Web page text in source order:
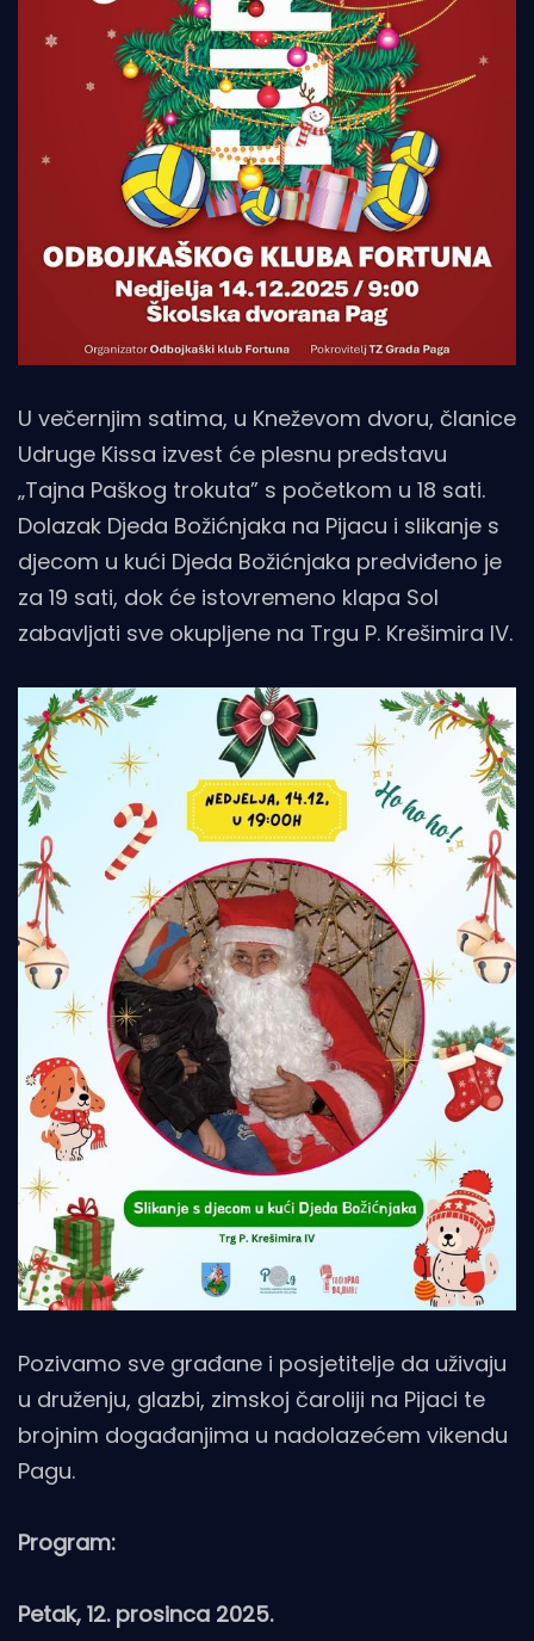
U večernjim satima, u Kneževom dvoru, članice
Udruge Kissa izvest će plesnu predstavu
„Tajna Paškog trokuta” s početkom u 18 sati.
Dolazak Djeda Božićnjaka na Pijacu i slikanje s
djecom u kući Djeda Božićnjaka predviđeno je
za 19 sati, dok će istovremeno klapa Sol
zabavljati sve okupljene na Trgu P. Krešimira IV.
Pozivamo sve građane i posjetitelje da uživaju
u druženju, glazbi, zimskoj čaroliji na Pijaci te
brojnim događanjima u nadolazećem vikendu
Pagu.
Program:
Petak, 12. prosinca 2025.